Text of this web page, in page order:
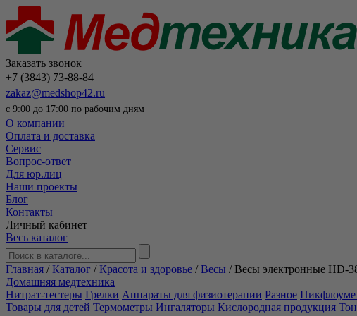
Заказать звонок
+7 (3843) 73-88-84
zakaz@medshop42.ru
с 9:00 до 17:00 по рабочим дням
О компании
Оплата и доставка
Сервис
Вопрос-ответ
Для юр.лиц
Наши проекты
Блог
Контакты
Личный кабинет
Весь каталог
Главная /Каталог /Красота и здоровье /Весы /Весы электронные HD-
Домашняя медтехника
Нитрат-тестеры Грелки Аппараты для физиотерапии Разное
Товары для детей Термометры Ингаляторы Кислородная продукция